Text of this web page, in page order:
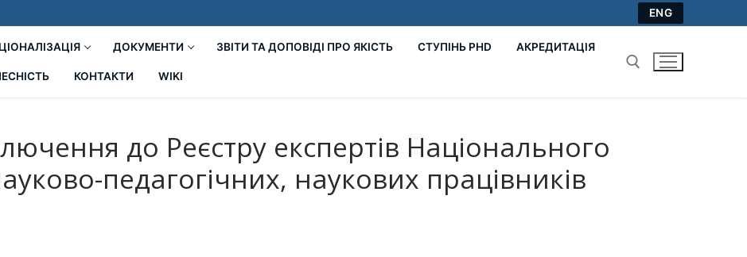
ENG
ДОКУМЕНТИ ЗВІТИ ТА ДОПОВІДІ ПРО ЯКІСТЬ СТУПІНЬ PHD АКРЕДИТАЦІЯ
КОНТАКТИ WIKI
до Реєстру експертів Національного
педагогічних, наукових працівників